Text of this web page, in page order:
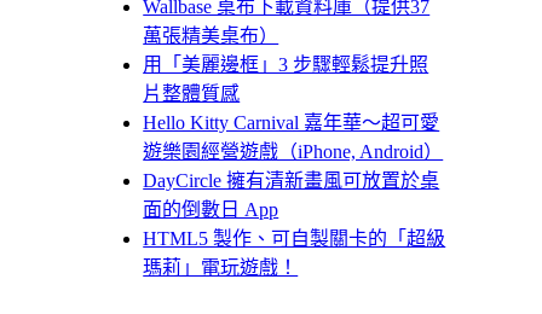
Wallbase 桌布下載資料庫（提供37
萬張精美桌布）
用「美麗邊框」3 步驟輕鬆提升照
片整體質感
Hello Kitty Carnival 嘉年華～超可愛
遊樂園經營遊戲（iPhone, Android）
DayCircle 擁有清新畫風可放置於桌
面的倒數日 App
HTML5 製作、可自製關卡的「超級
瑪莉」電玩遊戲！